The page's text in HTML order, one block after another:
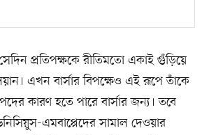
প্রতিপক্ষকে রীতিমতো একাই গুঁড়িয়ে
এখন বার্সার বিপক্ষেও এই রূপে তাঁকে
কারণ হতে পারে বার্সার জন্য। তবে
এমবাপ্পেদের সামাল দেওয়ার